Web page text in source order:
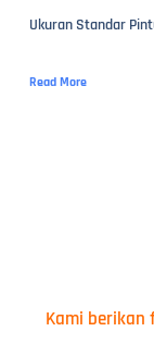
Ukuran Standar
Read More
Kami berikan